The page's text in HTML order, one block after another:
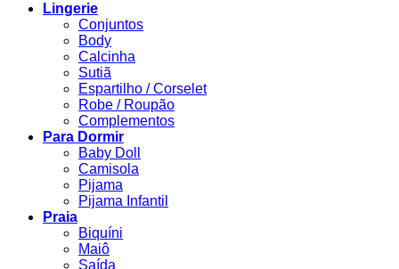
Lingerie
Conjuntos
Body
Calcinha
Sutiã
Espartilho / Corselet
Robe / Roupão
Complementos
Para Dormir
Baby Doll
Camisola
Pijama
Pijama Infantil
Praia
Biquíni
Maiô
Saída